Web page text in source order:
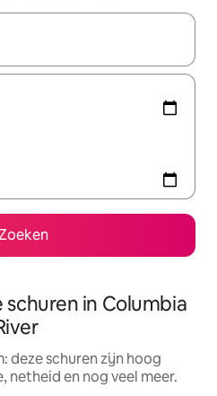
zijn, maak je een keuze
in Columbia
deze schuren zijn hoog
en nog veel meer.